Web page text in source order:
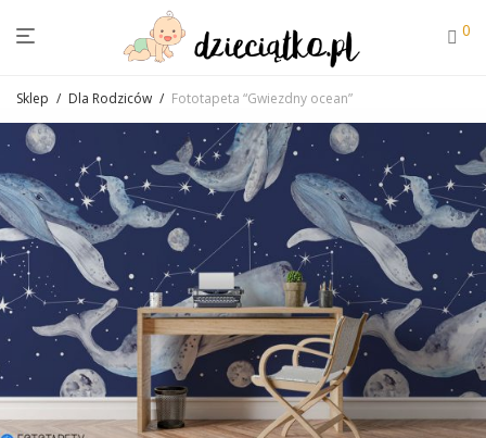
0
Sklep / Dla Rodziców / Fototapeta “Gwiezdny ocean”